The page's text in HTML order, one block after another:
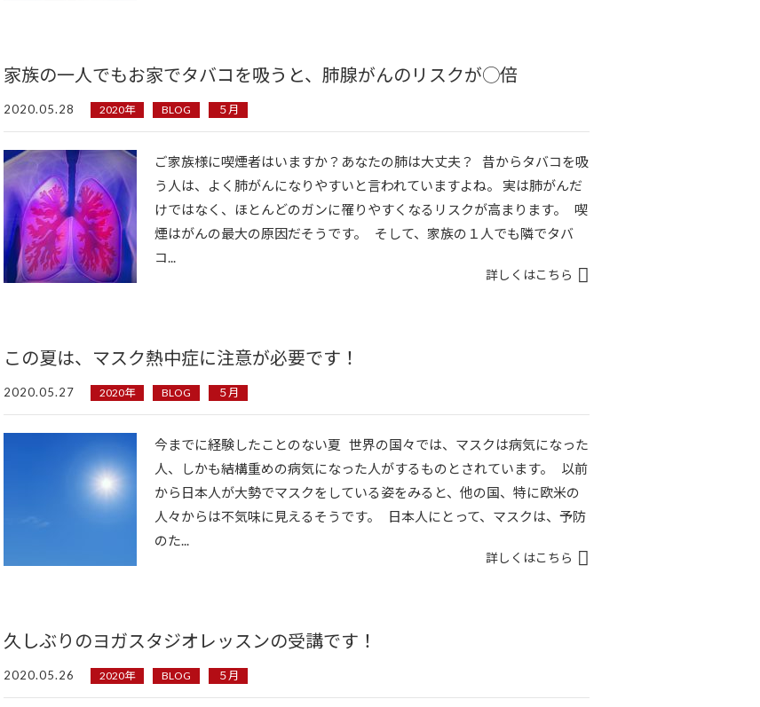
家族の一人でもお家でタバコを吸うと、肺腺がんのリスクが◯倍
2020.05.28 2020年 BLOG ５月
ご家族様に喫煙者はいますか？あなたの肺は大丈夫？ 昔からタバコを吸
う人は、よく肺がんになりやすいと言われていますよね。 実は肺がんだ
けではなく、ほとんどのガンに罹りやすくなるリスクが高まります。 喫
煙はがんの最大の原因だそうです。 そして、家族の１人でも隣でタバ
コ...
詳しくはこちら
この夏は、マスク熱中症に注意が必要です！
2020.05.27 2020年 BLOG ５月
今までに経験したことのない夏 世界の国々では、マスクは病気になった
人、しかも結構重めの病気になった人がするものとされています。 以前
から日本人が大勢でマスクをしている姿をみると、他の国、特に欧米の
人々からは不気味に見えるそうです。 日本人にとって、マスクは、予防
のた...
詳しくはこちら
久しぶりのヨガスタジオレッスンの受講です！
2020.05.26 2020年 BLOG ５月